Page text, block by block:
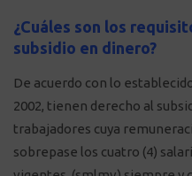
¿Cuáles son los
subsidio en dinero?
De acuerdo con lo
2002, tienen derecho al
trabajadores cuya
sobrepase los cuatro (4)